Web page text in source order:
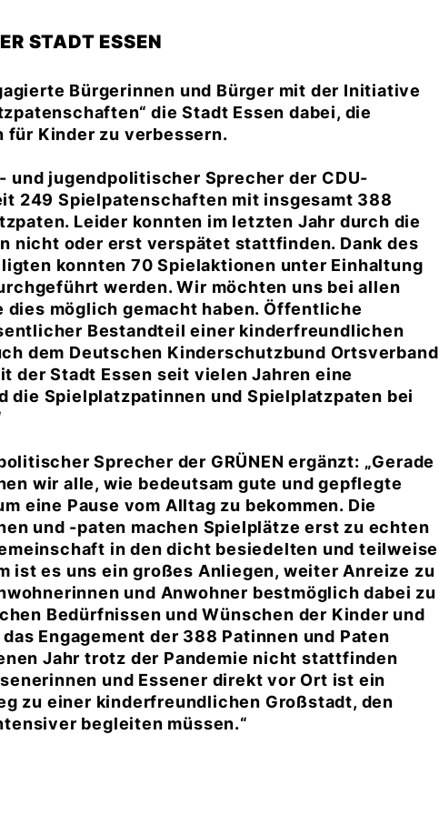
STADT ESSEN
Bürgerinnen und Bürger mit der Initiative
die Stadt Essen dabei, die
Kinder zu verbessern.
und jugendpolitischer Sprecher der CDU-
249 Spielpatenschaften mit insgesamt 388
Leider konnten im letzten Jahr durch die
nicht oder erst verspätet stattfinden. Dank des
konnten 70 Spielaktionen unter Einhaltung
werden. Wir möchten uns bei allen
dies möglich gemacht haben. Öffentliche
Bestandteil einer kinderfreundlichen
dem Deutschen Kinderschutzbund Ortsverband
der Stadt Essen seit vielen Jahren eine
die Spielplatzpatinnen und Spielplatzpaten bei
Sprecher der GRÜNEN ergänzt: „Gerade
wir alle, wie bedeutsam gute und gepflegte
eine Pause vom Alltag zu bekommen. Die
und -paten machen Spielplätze erst zu echten
in den dicht besiedelten und teilweise
ist es uns ein großes Anliegen, weiter Anreize zu
und Anwohner bestmöglich dabei zu
Bedürfnissen und Wünschen der Kinder und
Engagement der 388 Patinnen und Paten
Jahr trotz der Pandemie nicht stattfinden
und Essener direkt vor Ort ist ein
zu einer kinderfreundlichen Großstadt, den
begleiten müssen.“